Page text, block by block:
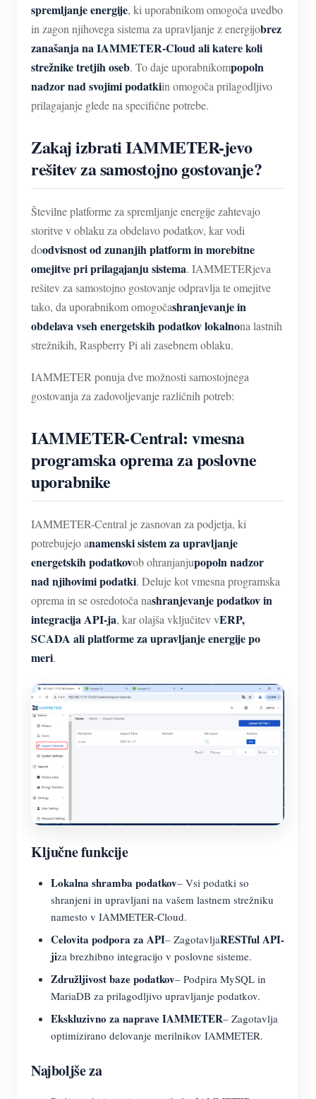
spremljanje energije, ki uporabnikom omogoča uvedbo
in zagon njihovega sistema za upravljanje z energijobrez
zanašanja na IAMMETER-Cloud ali katere koli
strežnike tretjih oseb. To daje uporabnikompopoln
nadzor nad svojimi podatkiin omogoča prilagodljivo
prilagajanje glede na specifične potrebe.
Zakaj izbrati IAMMETER-jevo
rešitev za samostojno gostovanje?
Številne platforme za spremljanje energije zahtevajo
storitve v oblaku za obdelavo podatkov, kar vodi
doodvisnost od zunanjih platform in morebitne
omejitve pri prilagajanju sistema. IAMMETERjeva
rešitev za samostojno gostovanje odpravlja te omejitve
tako, da uporabnikom omogočashranjevanje in
obdelava vseh energetskih podatkov lokalnona lastnih
strežnikih, Raspberry Pi ali zasebnem oblaku.
IAMMETER ponuja dve možnosti samostojnega
gostovanja za zadovoljevanje različnih potreb:
IAMMETER-Central: vmesna
programska oprema za poslovne
uporabnike
IAMMETER-Central je zasnovan za podjetja, ki
potrebujejo anamenski sistem za upravljanje
energetskih podatkovob ohranjanjupopoln nadzor
nad njihovimi podatki. Deluje kot vmesna programska
oprema in se osredotoča nashranjevanje podatkov in
integracija API-ja, kar olajša vključitev vERP,
SCADA ali platforme za upravljanje energije po
meri.
Ključne funkcije
Lokalna shramba podatkov– Vsi podatki so
shranjeni in upravljani na vašem lastnem strežniku
namesto v IAMMETER-Cloud.
Celovita podpora za API– ZagotavljaRESTful API-
jiza brezhibno integracijo v poslovne sisteme.
Združljivost baze podatkov– Podpira MySQL in
MariaDB za prilagodljivo upravljanje podatkov.
Ekskluzivno za naprave IAMMETER– Zagotavlja
optimizirano delovanje merilnikov IAMMETER.
Najboljše za